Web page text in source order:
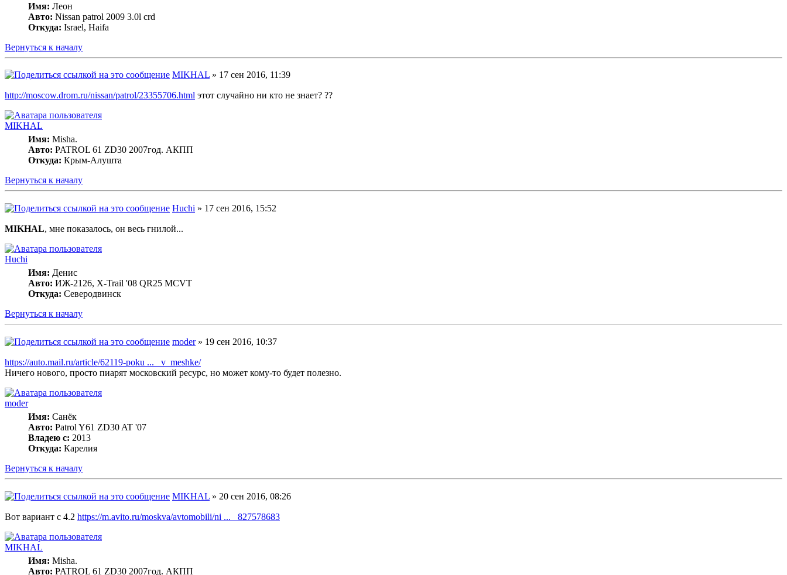
Имя: Леон
Авто: Nissan patrol 2009 3.0l crd
Откуда: Israel, Haifa
Вернуться к началу
MIKHAL » 17 сен 2016, 11:39
http://moscow.drom.ru/nissan/patrol/23355706.html этот случайно ни кто не знает? ??
MIKHAL
Имя: Misha.
Авто: PATROL 61 ZD30 2007год. АКПП
Откуда: Крым-Алушта
Вернуться к началу
Huchi » 17 сен 2016, 15:52
MIKHAL, мне показалось, он весь гнилой...
Huchi
Имя: Денис
Авто: ИЖ-2126, X-Trail '08 QR25 MCVT
Откуда: Северодвинск
Вернуться к началу
moder» 19 сен 2016, 10:37
https://auto.mail.ru/article/62119-poku ... _v_meshke/
Ничего нового, просто пиарят московский ресурс, но может кому-то будет полезно.
moder
Имя: Санёк
Авто: Patrol Y61 ZD30 AT '07
Владею с: 2013
Откуда: Карелия
Вернуться к началу
MIKHAL » 20 сен 2016, 08:26
Вот вариант с 4.2 https://m.avito.ru/moskva/avtomobili/ni ... _827578683
MIKHAL
Имя: Misha.
Авто: PATROL 61 ZD30 2007год. АКПП